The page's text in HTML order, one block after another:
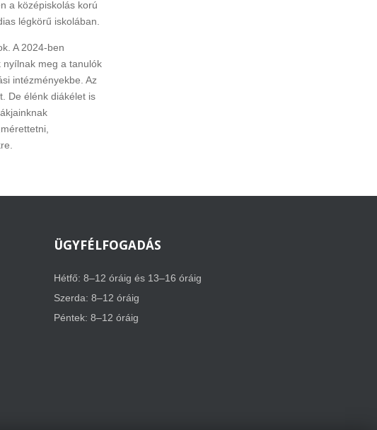
a középiskolás korú
légkörű iskolában.
A 2024-ben
nyílnak meg a tanulók
intézményekbe. Az
De élénk diákélet is
ÜGYFÉLFOGADÁS
Hétfő: 8–12 óráig és 13–16 óráig
Szerda: 8–12 óráig
Péntek: 8–12 óráig